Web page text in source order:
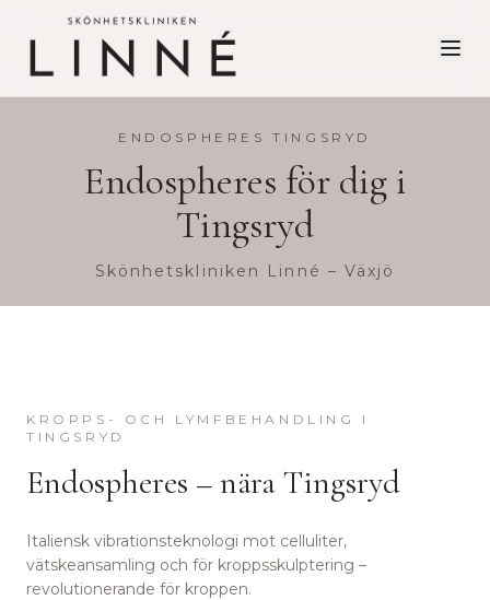
ENDOSPHERES TINGSRYD
Endospheres för dig i
Tingsryd
Skönhetskliniken Linné – Växjö
KROPPS- OCH LYMFBEHANDLING
I
TINGSRYD
Endospheres – näraTingsryd
Italiensk vibrationsteknologi mot celluliter,
vätskeansamling och för kroppsskulptering –
revolutionerande för kroppen.